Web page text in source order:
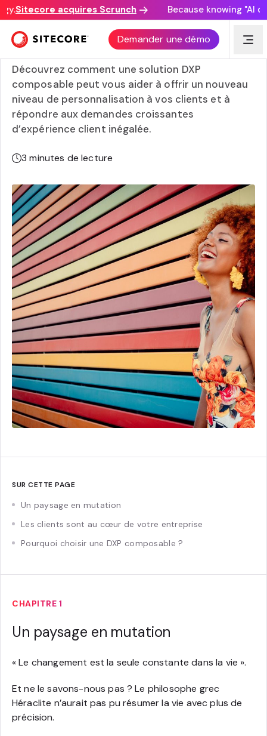
Sitecore acquires Scrunch Because knowing "AI
Demander une démo
Les avantages d’une composable expérience numérique
plate-forme (DXP)
Découvrez comment une solution DXP
composable peut vous aider à offrir un nouveau
niveau de personnalisation à vos clients et à
répondre aux demandes croissantes
d’expérience client inégalée.
3 minutes de lecture
SUR CETTE PAGE
Un paysage en mutation
Les clients sont au cœur de votre entreprise
Pourquoi choisir une DXP composable ?
CHAPITRE 1
Un paysage en mutation
« Le changement est la seule constante dans la vie ».
Et ne le savons-nous pas ? Le philosophe grec
Héraclite n’aurait pas pu résumer la vie avec plus de
précision.